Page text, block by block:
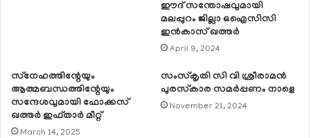
ഈദ് സന്തോഷവുമായി
മലപ്പുറം ജില്ലാ ഒഐസിസി
ഇന്‍കാസ് ഖത്തര്‍
April 9, 2024
സ്‌നേഹത്തിന്റേയും
ആത്മബന്ധത്തിന്റേയും
സന്ദേശവുമായി ഫോക്കസ്
ഖത്തര്‍ ഇഫ്താര്‍ മീറ്റ്
March 14, 2025
സംസ്‌കൃതി സി വി ശ്രീരാമന്‍
പുരസ്‌കാര സമര്‍പ്പണം നാളെ
November 21, 2024